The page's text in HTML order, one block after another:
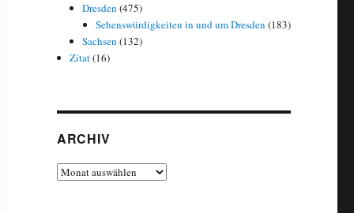
Dresden (475)
Sehenswürdigkeiten in und um Dresden (183)
Sachsen (132)
Zitat(16)
ARCHIV
Archiv